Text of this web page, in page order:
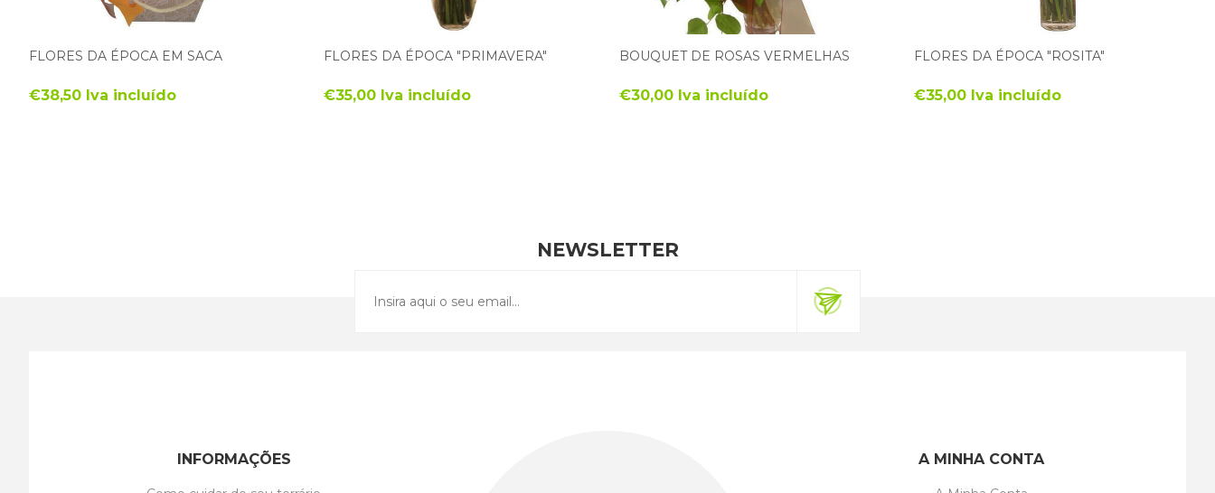
FLORES DA ÉPOCA EM SACA
€38,50 Iva incluído
FLORES DA ÉPOCA "PRIMAVERA"
€35,00 Iva incluído
BOUQUET DE ROSAS VERMELHAS
€30,00 Iva incluído
FLORES DA ÉPOCA "ROSITA"
€35,00 Iva incluído
NEWSLETTER
INFORMAÇÕES A MINHA CONTA